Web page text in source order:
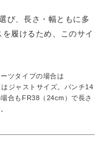
び、長さ・幅ともに多
履けるため、このサイ
ツタイプの場合は
ジャストサイズ。パンチ14
合もFR38（24cm）で長さ